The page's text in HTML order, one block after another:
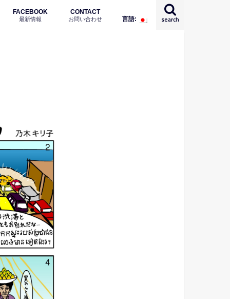
search
FACEBOOK
最新情報
CONTACT
お問い合わせ 言語: